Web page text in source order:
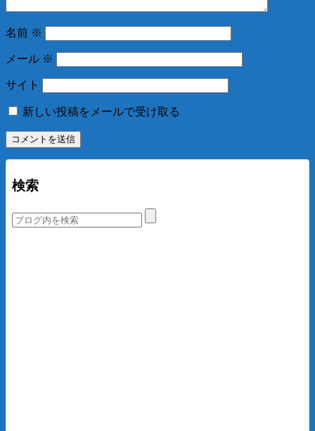
名前 ※
メール ※
サイト
新しい投稿をメールで受け取る
検索